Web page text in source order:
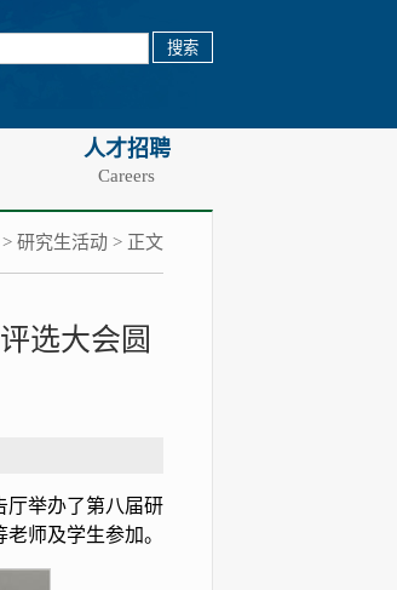
人才招聘
Careers
> 研究生活动 > 正文
选大会圆
厅举办了第八届研
师及学生参加。